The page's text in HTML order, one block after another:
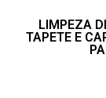
LIMPEZA
TAPETE E